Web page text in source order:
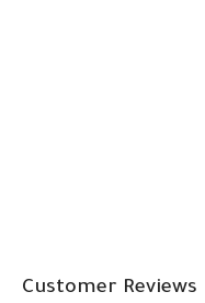
Customer Reviews